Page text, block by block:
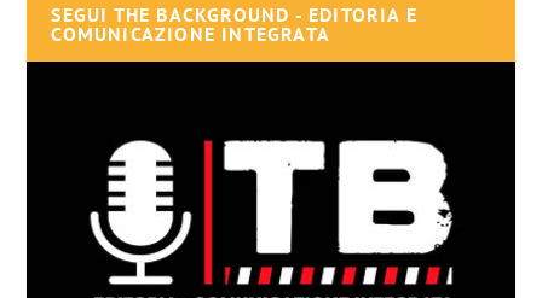
SEGUI THE BACKGROUND - EDITORIA E
COMUNICAZIONE INTEGRATA